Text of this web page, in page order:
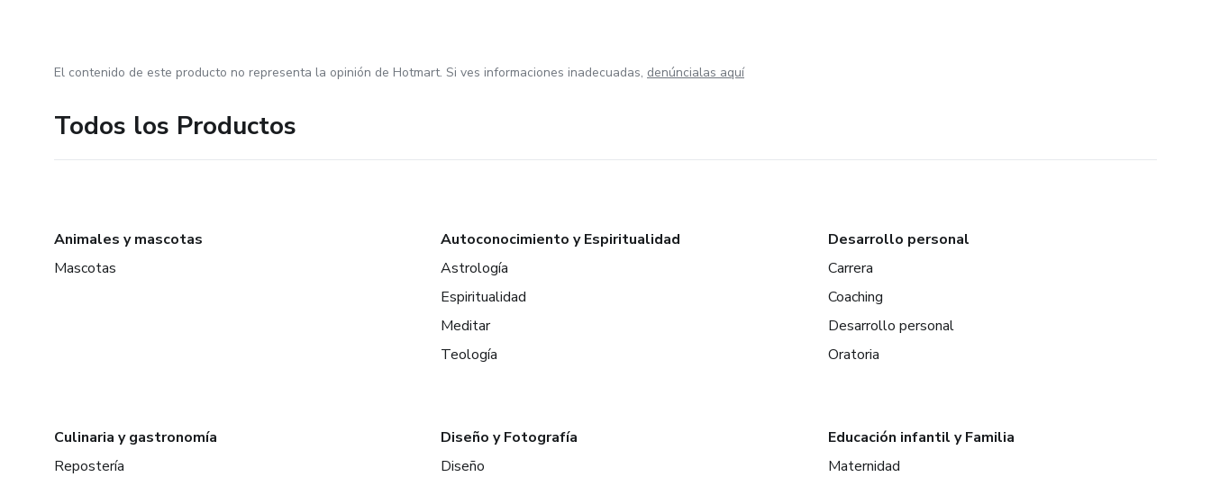
El contenido de este producto no representa la opinión de Hotmart. Si ves informaciones inadecuadas, denúncialas aquí
Todos los Productos
Animales y mascotas
Mascotas
Autoconocimiento y Espiritualidad
Astrología
Espiritualidad
Meditar
Teología
Desarrollo personal
Carrera
Coaching
Desarrollo personal
Oratoria
Culinaria y gastronomía
Repostería
Diseño y Fotografía
Diseño
Educación infantil y Familia
Maternidad